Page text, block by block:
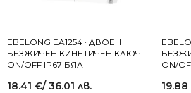
EBELONG EA1254 · ДВОЕН
БЕЗЖИЧЕН КИНЕТИЧЕН КЛЮЧ
ON/OFF IP67 БЯЛ
18.41 €/ 36.01 лв.
ON/
19.88